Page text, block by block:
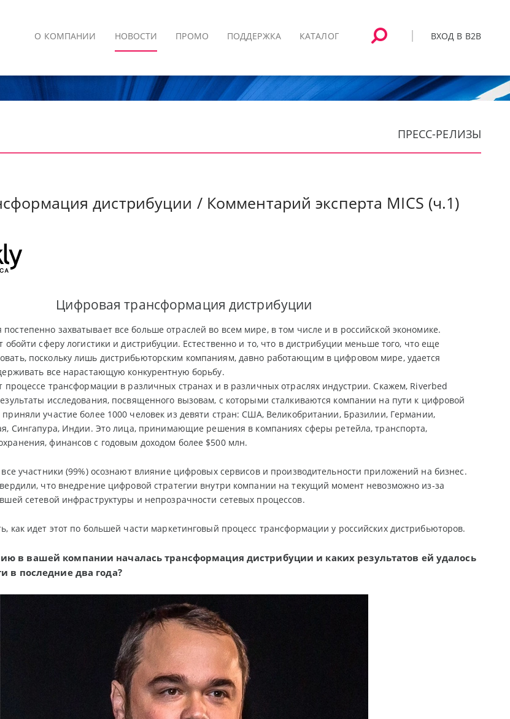
ВХОД В B2B
О КОМПАНИИ НОВОСТИ ПРОМО ПОДДЕРЖКА КАТАЛОГ
ПРЕСС-РЕЛИЗЫ
дистрибуции / Комментарий эксперта MICS (ч.1)
Цифровая трансформация дистрибуции
захватывает все больше отраслей во всем мире, в том числе и в российской экономике.
сферу логистики и дистрибуции. Естественно и то, что в дистрибуции меньше того, что еще
поскольку лишь дистрибьюторским компаниям, давно работающим в цифровом мире, удается
все нарастающую конкурентную борьбу.
процессе трансформации в различных странах и в различных отраслях индустрии. Скажем, Riverbed
исследования, посвященного вызовам, с которыми сталкиваются компании на пути к цифровой
участие более 1000 человек из девяти стран: США, Великобритании, Бразилии, Германии,
Сингапура, Индии. Это лица, принимающие решения в компаниях сферы ретейла, транспорта,
финансов с годовым доходом более $500 млн.
участники (99%) осознают влияние цифровых сервисов и производительности приложений на бизнес.
что внедрение цифровой стратегии внутри компании на текущий момент невозможно из-за
сетевой инфраструктуры и непрозрачности сетевых процессов.
как идет этот по большей части маркетинговый процесс трансформации у российских дистрибьюторов.
в вашей компании началась трансформация дистрибуции и каких результатов ей удалось
в последние два года?